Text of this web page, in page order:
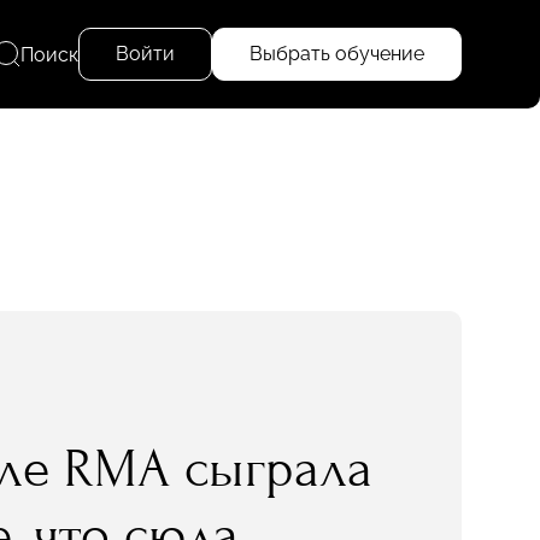
Поиск Войти Выбрать обучение
RMA сыграла